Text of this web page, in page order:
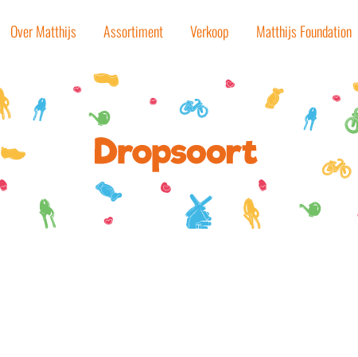
Over Matthijs Assortiment Verkoop Matthijs Foundation